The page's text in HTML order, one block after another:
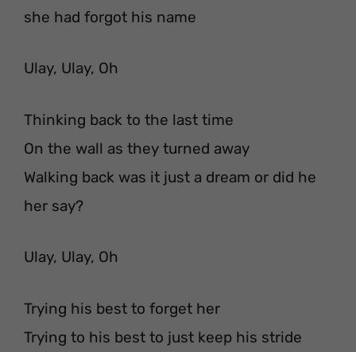
she had forgot his name
Ulay, Ulay, Oh
Thinking back to the last time
On the wall as they turned away
Walking back was it just a dream or did he
her say?
Ulay, Ulay, Oh
Trying his best to forget her
Trying to his best to just keep his stride